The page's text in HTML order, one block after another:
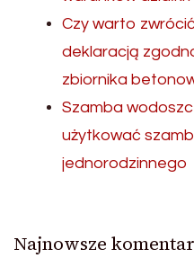
Czy warto
deklaracją
zbiornika
Szamba
użytkować
jednorodzinnego
Najnowsze